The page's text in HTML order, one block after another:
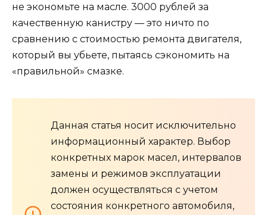
не экономьте на масле. 3000 рублей за
качественную канистру — это ничто по
сравнению с стоимостью ремонта двигателя,
который вы убьете, пытаясь сэкономить на
«правильной» смазке.
Данная статья носит исключительно
информационный характер. Выбор
конкретных марок масел, интервалов
замены и режимов эксплуатации
должен осуществляться с учетом
состояния конкретного автомобиля,